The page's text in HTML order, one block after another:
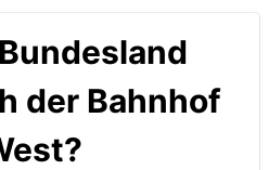
der Bahnhof